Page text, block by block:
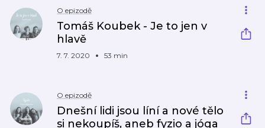
O epizodě
Tomáš Koubek - Je to jen v
hlavě
7. 7. 2020 53 min
O epizodě
Dnešní lidi jsou líní a nové tělo
si nekoupíš, aneb fyzio a jóga